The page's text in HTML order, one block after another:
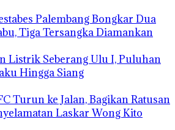
Palembang Bongkar Dua
Tiga Tersangka Diamankan
Listrik Seberang Ulu I, Puluhan
Hingga Siang
Turun ke Jalan, Bagikan Ratusan
Laskar Wong Kito